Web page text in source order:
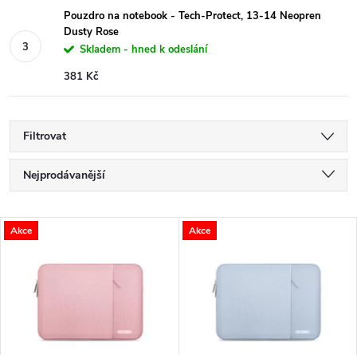
Pouzdro na notebook - Tech-Protect, 13-14 Neopren
Dusty Rose
Skladem - hned k odeslání
381 Kč
Filtrovat
Ř
a
Nejprodávanější
Nejdražší
Abecedně
V
Akce Akce